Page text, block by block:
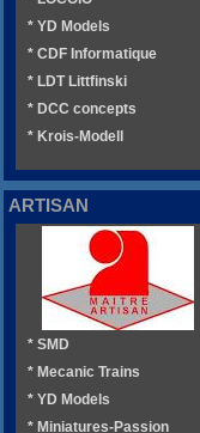
* YD Models
* CDF Informatique
* LDT Littfinski
* DCC concepts
* Krois-Modell
ARTISAN
* SMD
* Mecanic Trains
* YD Models
* Miniatures-Passion